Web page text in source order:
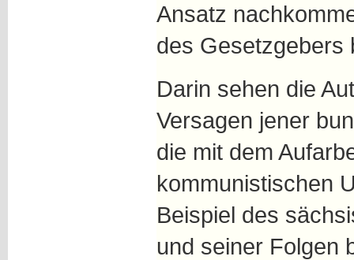
Ansatz
des Gesetzgebers
Darin sehen die
Versagen jener
die mit dem
kommunistischen
Beispiel des
und seiner Folgen